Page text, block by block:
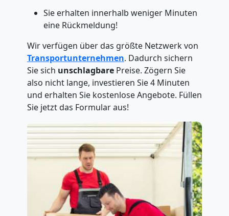
Sie erhalten innerhalb weniger Minuten
eine Rückmeldung!
Wir verfügen über das größte Netzwerk von
Transportunternehmen. Dadurch sichern
Sie sich unschlagbarePreise. Zögern Sie
also nicht lange, investieren Sie 4 Minuten
und erhalten Sie kostenlose Angebote. Füllen
Sie jetzt das Formular aus!